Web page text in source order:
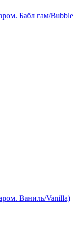
Бабл гам/Bubble
Ваниль/Vanilla)